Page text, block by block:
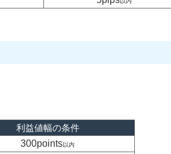
利益値幅の条件
300points以内